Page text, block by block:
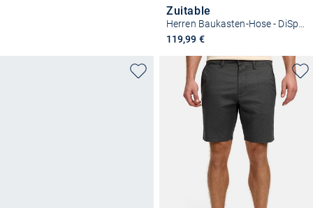
Zuitable
Herren Baukasten-Hose - DiSpartaflex
119,99 €